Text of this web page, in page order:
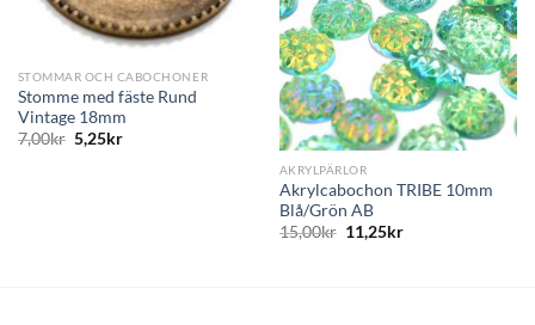
STOMMAR OCH CABOCHONER
Stomme med fäste Rund
Vintage 18mm
7,00kr 5,25kr
AKRYLPÄRLOR
Akrylcabochon TRIBE 10mm
Blå/Grön AB
15,00kr 11,25kr